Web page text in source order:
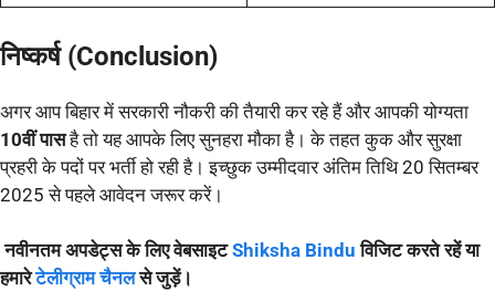
निष्कर्ष (Conclusion)
अगर आप बिहार में सरकारी नौकरी की तैयारी कर रहे हैं और आपकी योग्यता
10वीं पासहै तो यह आपके लिए सुनहरा मौका है। के तहत कुक और सुरक्षा
प्रहरी के पदों पर भर्ती हो रही है। इच्छुक उम्मीदवार अंतिम तिथि 20 सितम्बर
2025 से पहले आवेदन जरूर करें।
नवीनतम अपडेट्स के लिए वेबसाइटShiksha Bindu विजिट करते रहें या
हमारेटेलीग्राम चैनल से जुड़ें।